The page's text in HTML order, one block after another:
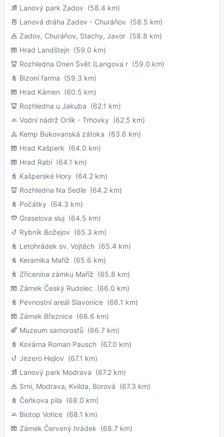
Lanový park Zadov (58.4 km)
Lanová dráha Zadov - Churáňov (58.5 km)
Zadov, Churáňov, Stachy, Javor (58.8 km)
Hrad Landštejn (59.0 km)
Rozhledna Onen Svět (Langova r (59.0 km)
Bizoní farma (59.3 km)
Hrad Kámen (60.5 km)
Rozhledna u Jakuba (62.1 km)
Vodní nádrž Orlík - Trhovky (62.5 km)
Kemp Bukovanská zátoka (63.6 km)
Hrad Kašperk (64.0 km)
Hrad Rabí(64.1 km)
Kašperské Hory (64.2 km)
Rozhledna Na Sedle (64.2 km)
Počátky (64.3 km)
Graselova sluj (64.5 km)
Rybník Božejov (65.3 km)
Letohrádek sv. Vojtěch (65.4 km)
Keramika Maříž (65.6 km)
Zřícenina zámku Maříž (65.8 km)
Zámek Český Rudolec (66.0 km)
Pevnostní areál Slavonice (66.1 km)
Zámek Březnice (66.6 km)
Muzeum samorostů (66.7 km)
Kovárna Roman Pausch (67.0 km)
Jezero Hejlov (67.1 km)
Lanový park Modrava (67.2 km)
Srní, Modrava, Kvilda, Borová (67.3 km)
Čeňkova pila (68.0 km)
Biotop Votice (68.1 km)
Zámek Červený hrádek (68.7 km)